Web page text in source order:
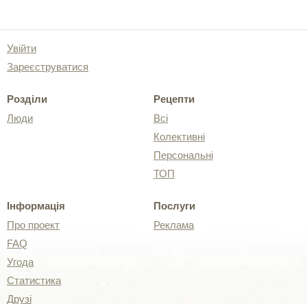
Увійти
Зареєструватися
Розділи
Люди
Рецепти
Всі
Колективні
Персональні
ТОП
Інформація
Про проект
FAQ
Угода
Статистика
Друзі
Послуги
Реклама